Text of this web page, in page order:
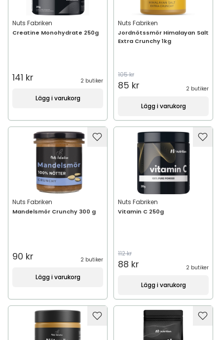
Nuts Fabriken
Creatine Monohydrate 250g
141 kr 2 butiker
Lägg i varukorg
Nuts Fabriken
Jordnötssmör Himalayan Salt
Extra Crunchy 1kg
105 kr
85 kr 2 butiker
Lägg i varukorg
Nuts Fabriken
Mandelsmör Crunchy 300 g
90 kr 2 butiker
Lägg i varukorg
Nuts Fabriken
Vitamin C 250g
112 kr
88 kr 2 butiker
Lägg i varukorg